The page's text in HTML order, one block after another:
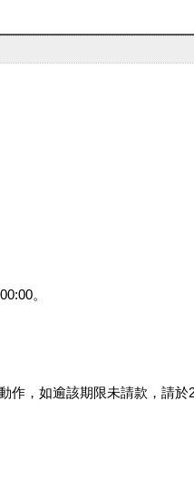
。
，如逾該期限未請款，請於